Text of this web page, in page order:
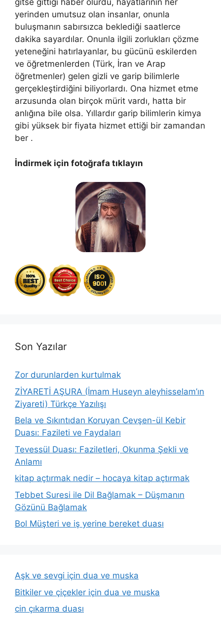
gitse gittiği haber olurdu, hayatlarının her
yerinden umutsuz olan insanlar, onunla
buluşmanın sabırsızca beklediği saatlerce
dakika sayardılar. Onunla ilgili zorlukları çözme
yeteneğini hatırlayanlar, bu gücünü eskilerden
ve öğretmenlerden (Türk, İran ve Arap
öğretmenler) gelen gizli ve garip bilimlerle
gerçekleştirdiğini biliyorlardı. Ona hizmet etme
arzusunda olan birçok mürit vardı, hatta bir
anlığına bile olsa. Yıllardır garip bilimlerin kimya
gibi yüksek bir fiyata hizmet ettiği bir zamandan
ber .
İndirmek için fotoğrafa tıklayın
Son Yazılar
Zor durunlarden kurtulmak
ZİYARETİ AŞURA (İmam Huseyn aleyhisselam’ın
Ziyareti) Türkçe Yazılışı
Bela ve Sıkıntıdan Koruyan Cevşen-ül Kebir
Duası: Fazileti ve Faydaları
Tevessül Duası: Faziletleri, Okunma Şekli ve
Anlamı
kitap açtırmak nedir – hocaya kitap açtırmak
Tebbet Suresi ile Dil Bağlamak – Düşmanın
Gözünü Bağlamak
Bol Müşteri ve iş yerine bereket duası
Aşk ve sevgi için dua ve muska
Bitkiler ve çiçekler için dua ve muska
cin çıkarma duası